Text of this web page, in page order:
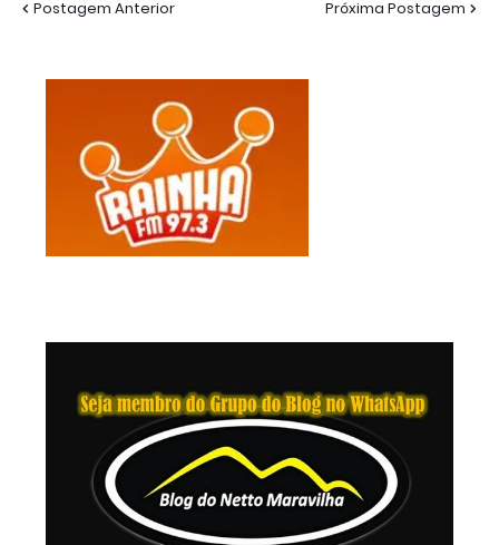
Postagem Anterior Próxima Postagem